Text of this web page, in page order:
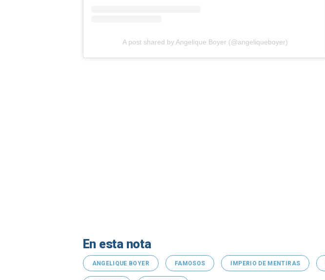
A post shared by Angelique Boyer (@angeliqueboyer)
En esta nota
ANGELIQUE BOYER FAMOSOS IMPERIO DE MENTIRAS